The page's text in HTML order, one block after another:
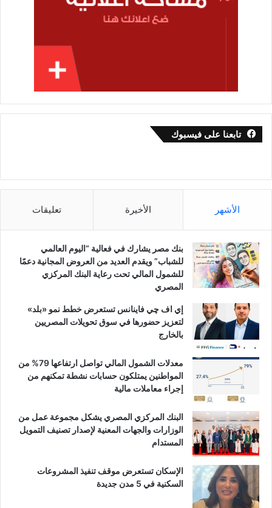
تابعنا على فيسبوك
الأشهر الأخيرة تعليقات
بنك مصر يشارك في فعالية “اليوم العالمي
للشباب” ويقدم العديد من العروض المجانية دعمًا
للشمول المالي تحت رعاية البنك المركزي
المصري
إي اف چي فاينانس تستعرض خطط نمو «بلد»
لتعزيز حضورها في سوق تحويلات المصريين
بالخارج
معدلات الشمول المالي تواصل ارتفاعها 79% من
المواطنين يمتلكون حسابات نشطة تمكنهم من
إجراء معاملات مالية
البنك المركزي المصري يشكل مجموعة عمل من
الوزارات والجهات المعنية لإصدار تصنيف التمويل
المستدام
الإسكان تستعرض موقف تنفيذ المشروعات
السكنية في 5 مدن جديدة